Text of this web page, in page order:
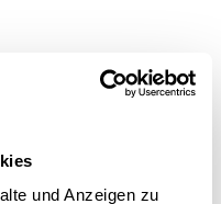
und Anzeigen zu